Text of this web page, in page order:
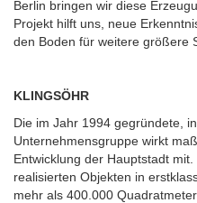
Berlin bringen wir diese
Projekt hilft uns, neue
den Boden für weitere größere
KLINGSÖHR
Die im Jahr 1994 gegründete,
Unternehmensgruppe wirkt
Entwicklung der Hauptstadt
realisierten Objekten in
mehr als 400.000